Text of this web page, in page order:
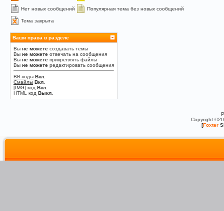
Нет новых сообщений Популярная тема без новых сообщений
Тема закрыта
Ваши права в разделе
Вы не можете создавать темы
Вы не можете отвечать на сообщения
Вы не можете прикреплять файлы
Вы не можете редактировать сообщения
BB-коды Вкл.
Смайлы Вкл.
[IMG] код Вкл.
HTML код Выкл.
Copyright
[Foxter